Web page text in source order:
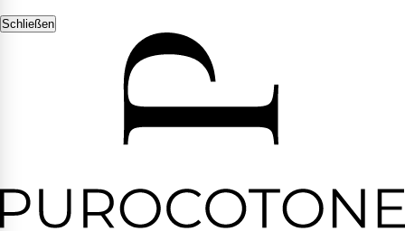
Schließen